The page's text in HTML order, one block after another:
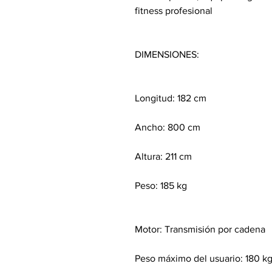
fitness profesional
DIMENSIONES:
Longitud: 182 cm
Ancho: 800 cm
Altura: 211 cm
Peso: 185 kg
Motor: Transmisión por cadena
Peso máximo del usuario: 180 kg